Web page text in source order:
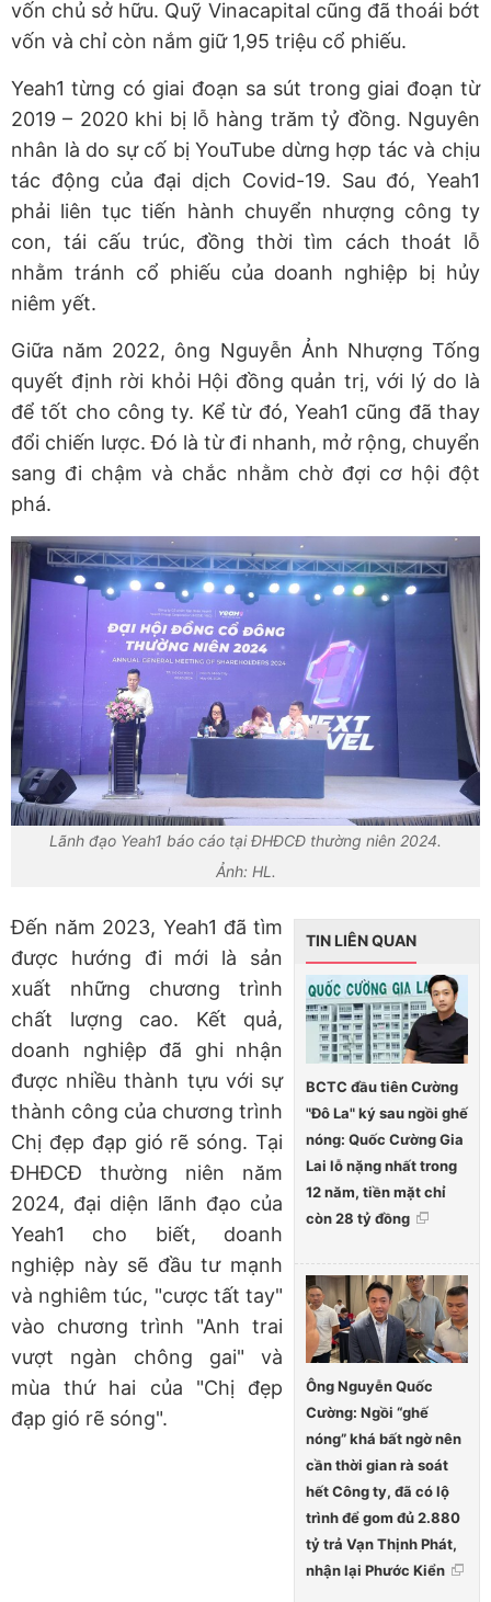
vốn chủ sở hữu. Quỹ Vinacapital cũng đã thoái bớt
vốn và chỉ còn nắm giữ 1,95 triệu cổ phiếu.
Yeah1 từng có giai đoạn sa sút trong giai đoạn từ
2019 – 2020 khi bị lỗ hàng trăm tỷ đồng. Nguyên
nhân là do sự cố bị YouTube dừng hợp tác và chịu
tác động của đại dịch Covid-19. Sau đó, Yeah1
phải liên tục tiến hành chuyển nhượng công ty
con, tái cấu trúc, đồng thời tìm cách thoát lỗ
nhằm tránh cổ phiếu của doanh nghiệp bị hủy
niêm yết.
Giữa năm 2022, ông Nguyễn Ảnh Nhượng Tống
quyết định rời khỏi Hội đồng quản trị, với lý do là
để tốt cho công ty. Kể từ đó, Yeah1 cũng đã thay
đổi chiến lược. Đó là từ đi nhanh, mở rộng, chuyển
sang đi chậm và chắc nhằm chờ đợi cơ hội đột
phá.
Lãnh đạo Yeah1 báo cáo tại ĐHĐCĐ thường niên 2024.
Ảnh: HL.
TIN LIÊN QUAN
BCTC đầu tiên Cường
"Đô La" ký sau ngồi ghế
nóng: Quốc Cường Gia
Lai lỗ nặng nhất trong
12 năm, tiền mặt chỉ
còn 28 tỷ đồng
Ông Nguyễn Quốc
Cường: Ngồi “ghế
nóng” khá bất ngờ nên
cần thời gian rà soát
hết Công ty, đã có lộ
trình để gom đủ 2.880
tỷ trả Vạn Thịnh Phát,
nhận lại Phước Kiển
Đến năm 2023, Yeah1 đã tìm
được hướng đi mới là sản
xuất những chương trình
chất lượng cao. Kết quả,
doanh nghiệp đã ghi nhận
được nhiều thành tựu với sự
thành công của chương trình
Chị đẹp đạp gió rẽ sóng. Tại
ĐHĐCĐ thường niên năm
2024, đại diện lãnh đạo của
Yeah1 cho biết, doanh
nghiệp này sẽ đầu tư mạnh
và nghiêm túc, "cược tất tay"
vào chương trình "Anh trai
vượt ngàn chông gai" và
mùa thứ hai của "Chị đẹp
đạp gió rẽ sóng".